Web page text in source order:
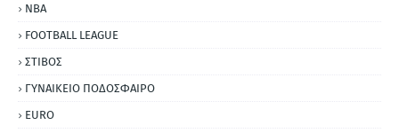
NBA
FOOTBALL LEAGUE
ΣΤΙΒΟΣ
ΓΥΝΑΙΚΕΙΟ ΠΟΔΟΣΦΑΙΡΟ
EURO